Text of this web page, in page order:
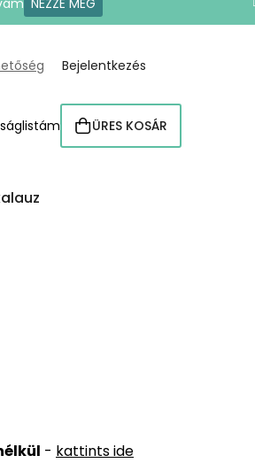
NÉZZE MEG
Bejelentkezés
KOSÁR
ÜRES KOSÁR
- kattints ide